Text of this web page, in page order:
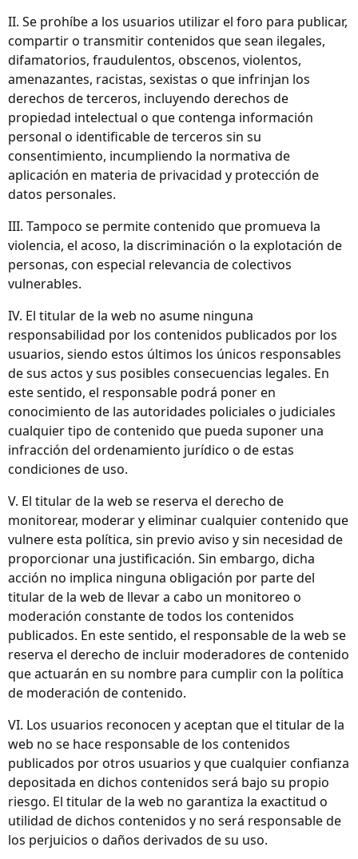
II. Se prohíbe a los usuarios utilizar el foro para publicar,
compartir o transmitir contenidos que sean ilegales,
difamatorios, fraudulentos, obscenos, violentos,
amenazantes, racistas, sexistas o que infrinjan los
derechos de terceros, incluyendo derechos de
propiedad intelectual o que contenga información
personal o identificable de terceros sin su
consentimiento, incumpliendo la normativa de
aplicación en materia de privacidad y protección de
datos personales.
III. Tampoco se permite contenido que promueva la
violencia, el acoso, la discriminación o la explotación de
personas, con especial relevancia de colectivos
vulnerables.
IV. El titular de la web no asume ninguna
responsabilidad por los contenidos publicados por los
usuarios, siendo estos últimos los únicos responsables
de sus actos y sus posibles consecuencias legales. En
este sentido, el responsable podrá poner en
conocimiento de las autoridades policiales o judiciales
cualquier tipo de contenido que pueda suponer una
infracción del ordenamiento jurídico o de estas
condiciones de uso.
V. El titular de la web se reserva el derecho de
monitorear, moderar y eliminar cualquier contenido que
vulnere esta política, sin previo aviso y sin necesidad de
proporcionar una justificación. Sin embargo, dicha
acción no implica ninguna obligación por parte del
titular de la web de llevar a cabo un monitoreo o
moderación constante de todos los contenidos
publicados. En este sentido, el responsable de la web se
reserva el derecho de incluir moderadores de contenido
que actuarán en su nombre para cumplir con la política
de moderación de contenido.
VI. Los usuarios reconocen y aceptan que el titular de la
web no se hace responsable de los contenidos
publicados por otros usuarios y que cualquier confianza
depositada en dichos contenidos será bajo su propio
riesgo. El titular de la web no garantiza la exactitud o
utilidad de dichos contenidos y no será responsable de
los perjuicios o daños derivados de su uso.